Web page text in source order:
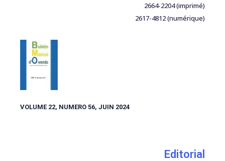
2664-2204 (imprimé)
2617-4812 (numérique)
VOLUME 22, NUMERO 56, JUIN 2024
Editorial